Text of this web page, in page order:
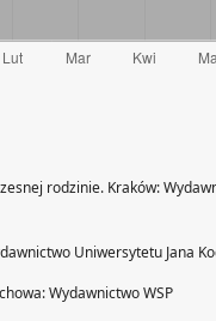
rodzinie. Kraków:
Uniwersytetu Jana
Wydawnictwo WSP